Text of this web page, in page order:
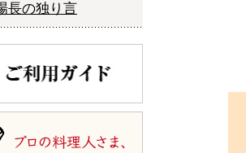
長の独り言